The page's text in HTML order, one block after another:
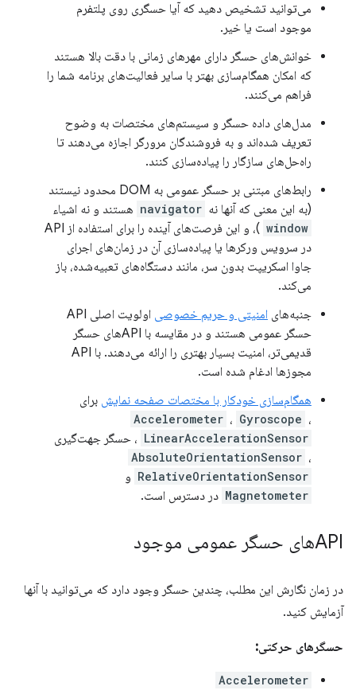
می‌توانید تشخیص دهید که آیا حسگری روی پلتفرم
موجود است یا خیر.
خوانش‌های حسگر دارای مهرهای زمانی با دقت بالا هستند
که امکان همگام‌سازی بهتر با سایر فعالیت‌های برنامه شما را
فراهم می‌کنند.
مدل‌های داده حسگر و سیستم‌های مختصات به وضوح
تعریف شده‌اند و به فروشندگان مرورگر اجازه می‌دهند تا
راه‌حل‌های سازگار را پیاده‌سازی کنند.
رابط‌های مبتنی بر حسگر عمومی به DOM محدود نیستند
(به این معنی که آنها نه navigator هستند و نه اشیاء
window
)، و این فرصت‌های آینده را برای استفاده از API
در سرویس ورکرها یا پیاده‌سازی آن در زمان‌های اجرای
جاوا اسکریپت بدون سر، مانند دستگاه‌های تعبیه‌شده، باز
می‌کند.
جنبه‌های امنیتی و حریم خصوصی
اولویت اصلی API
حسگر عمومی هستند و در مقایسه با APIهای حسگر
قدیمی‌تر، امنیت بسیار بهتری را ارائه می‌دهند. با API
مجوزها ادغام شده است.
همگام‌سازی خودکار با مختصات صفحه نمایش برای
Accelerometer ، Gyroscope ،
LinearAccelerationSensor ، حسگر جهت‌گیری
AbsoluteOrientationSensor ،
RelativeOrientationSensor و
Magnetometer در دسترس است.
APIهای حسگر عمومی موجود
در زمان نگارش این مطلب، چندین حسگر وجود دارد که می‌توانید با آنها
آزمایش کنید.
حسگرهای حرکتی:
Accelerometer